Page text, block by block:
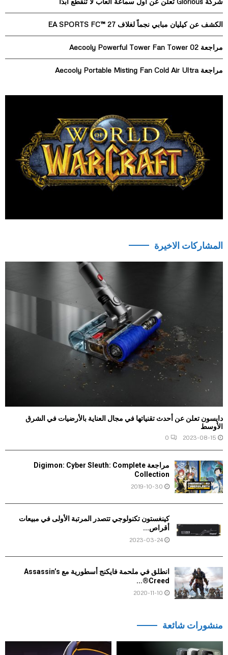
:
C
H
الكشف عن كيليان مبابي نجماً لغلاف EA SPORTS FC™ 27
مراجعة Aecooly Powerful Tower Fan Tower 02
مراجعة Aecooly Portable Misting Fan Cold Air Ultra
المشاركات الاخيرة
دايسون تعلن عن أحدث تقنياتها في مجال العناية بالأرضيات في الشرق
الأوسط
2023-08-15
0
مراجعة Digimon: Cyber Sleuth: Complete
Collection
2019-10-30
كينغستون تكنولوجي تتصدر المرتبة الأولى في مبيعات
أقراص...
2023-03-24
انطلق في ملحمة فايكنج أسطورية مع Assassin’s
Creed®...
2020-11-10
منشورات شائعة